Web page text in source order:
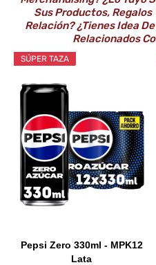
Sus Productos,
Relación? ¿Tienes Idea
Relacionados
SÚPER TAZA
Pepsi Zero 330ml - MPK12
Lata